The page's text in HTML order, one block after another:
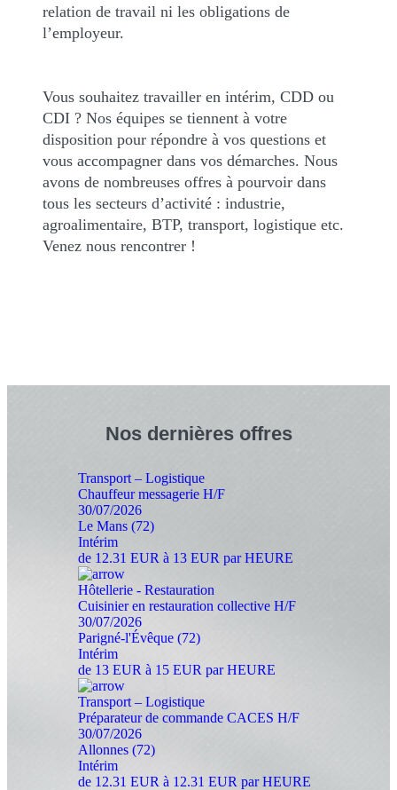
relation de travail ni les obligations de
l’employeur.
Vous souhaitez travailler en intérim, CDD ou
CDI ? Nos équipes se tiennent à votre
disposition pour répondre à vos questions et
vous accompagner dans vos démarches. Nous
avons de nombreuses offres à pourvoir dans
tous les secteurs d’activité : industrie,
agroalimentaire, BTP, transport, logistique etc.
Venez nous rencontrer !
Nos dernières offres
Transport – Logistique
Chauffeur messagerie H/F
30/07/2026
Le Mans (72)
Intérim
de 12.31 EUR à 13 EUR par HEURE
Hôtellerie - Restauration
Cuisinier en restauration collective H/F
30/07/2026
Parigné-l'Évêque (72)
Intérim
de 13 EUR à 15 EUR par HEURE
Transport – Logistique
Préparateur de commande CACES H/F
30/07/2026
Allonnes (72)
Intérim
de 12.31 EUR à 12.31 EUR par HEURE